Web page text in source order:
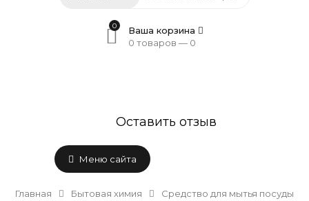
0
Ваша корзина
0 товаров — 0
Оставить отзыв
Меню сайта
Главная Бытовая химия Средство для мытья посуды